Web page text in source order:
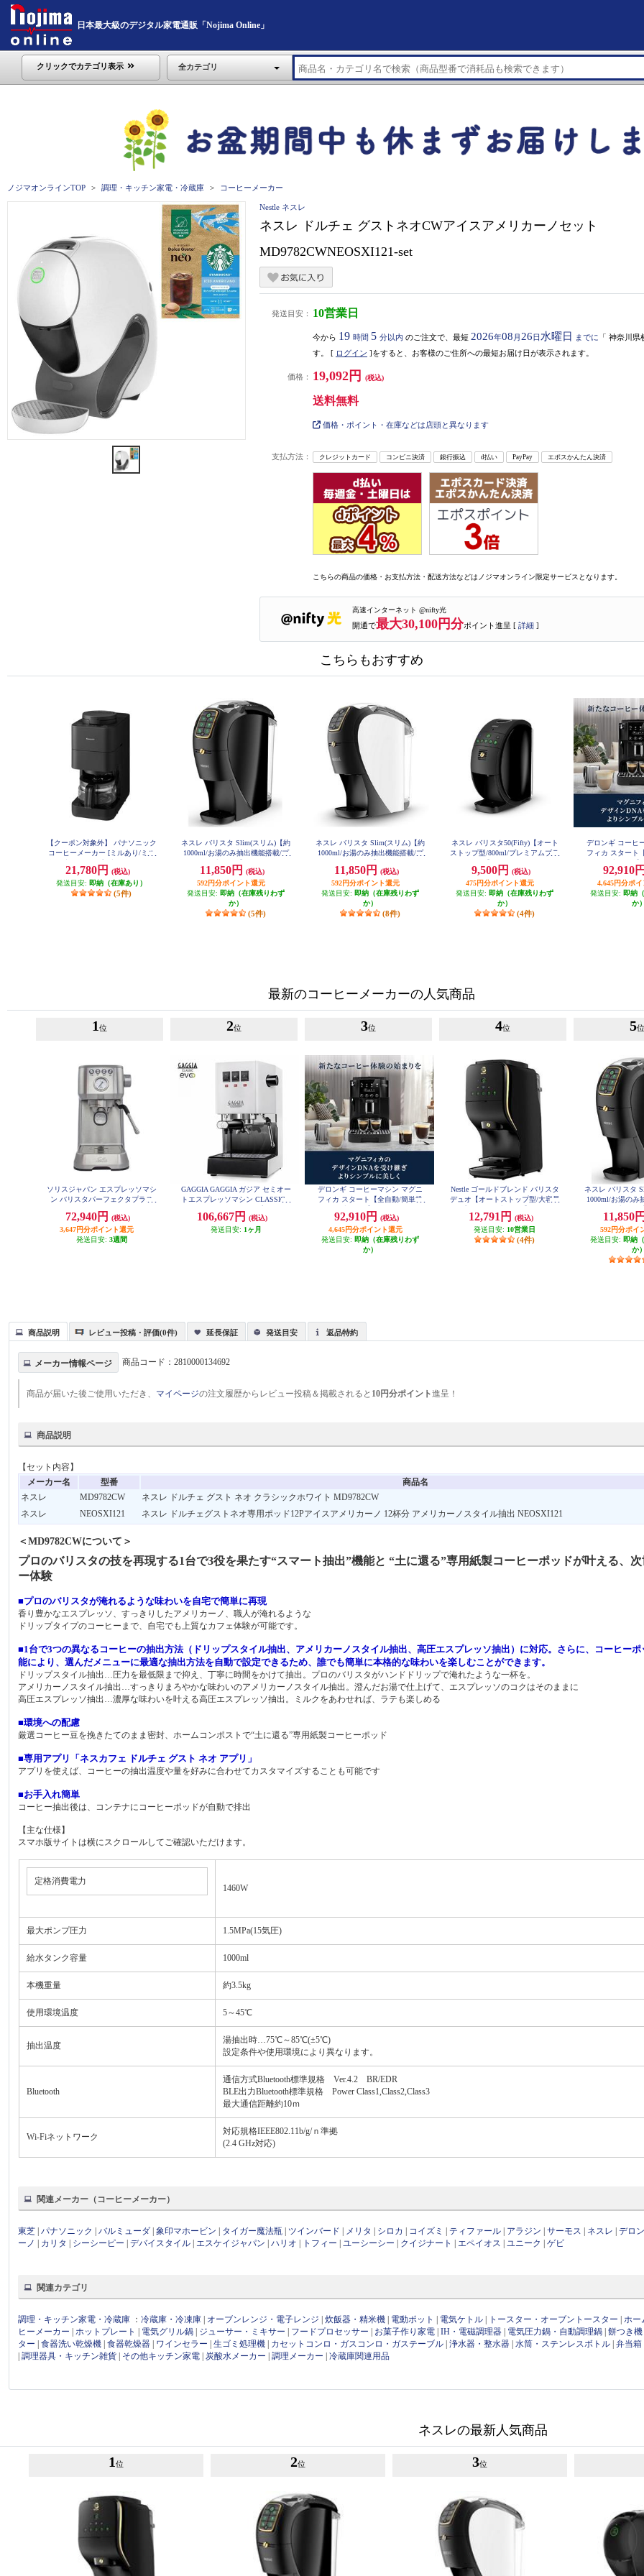
日本最大級のデジタル家電通販「Nojima Online」
クリックでカテゴリ表示 全カテゴリ
ノジマオンラインTOP 調理・キッチン家電・冷蔵庫 コーヒーメーカー
Nestle ネスレ
ネスレ ドルチェ グストネオCWアイスアメリカーノセット
MD9782CWNEOSXI121-set
発送目安： 10営業日
今から 19 時間 5 分以内 のご注文で、最短 2026年08 月 26日 水曜日 までに 「 神奈川県
す。 [ ログイン ]をすると、お客様のご住所への最短お届け日が表示されます。
価格： 19,092円 (税込)
送料無料
価格・ポイント・在庫などは店頭と異なります
支払方法： クレジットカード コンビニ決済 銀行振込 d払い PayPay エポスかんたん決済
こちらの商品の価格・お支払方法・配送方法などはノジマオンライン限定サービスとなります。
高速インターネット @nifty光
開通で最大30,100円分ポイント進呈 [ 詳細 ]
こちらもおすすめ
【クーポン対象外】 パナソニック
コーヒーメーカー [ミルあり/ミル
58-K
21,780円
(税込)
発送目安: 即納（在庫あり）
(5件)
ネスレ バリスタ Slim(スリム)【約
1000ml/お湯のみ抽出機能搭載/プ
11,850円
(税込)
592円分ポイント還元
発送目安: 即納（在庫残りわず
か）
(5件)
ネスレ バリスタ Slim(スリム)【約
1000ml/お湯のみ抽出機能搭載/プ
11,850円
(税込)
592円分ポイント還元
発送目安: 即納（在庫残りわず
か）
(8件)
ネスレ バリスタ50(Fifty)【オート
ストップ型/800ml/プレミアムブラ
9,500円
(税込)
475円分ポイント還元
発送目安: 即納（在庫残りわず
か）
(4件)
デロンギ コーヒ
フィカ スタート
92,910円
4,645円分ポ
発送目安: 即納
か）
最新のコーヒーメーカーの人気商品
1 位
ソリスジャパン エスプレッソマシ
ン バリスタパーフェクタプラス
72,940円
(税込)
3,647円分ポイント還元
発送目安: 3週間
2位
GAGGIA GAGGIA ガジア セミオー
トエスプレッソマシン CLASSIC e
イト SIN035R-WH
106,667円
(税込)
発送目安: 1ヶ月
3位
デロンギ コーヒーマシン マグニ
フィカ スタート【全自動/簡単操
92,910円
(税込)
4,645円分ポイント還元
発送目安: 即納（在庫残りわず
か）
4位
Nestle ゴールドブレンド バリスタ
デュオ【オートストップ型/大容量
7PB
12,791円
(税込)
発送目安: 10営業日
(4件)
5位
ネスレ バリスタ
1000ml/お湯のみ
11,850円
592円分ポイ
発送目安: 即納
か）
商品説明 レビュー投稿・評価(0件) 延長保証 発送目安 返品特約
メーカー情報ページ 商品コード：2810000134692
商品が届いた後ご使用いただき、 マイページの注文履歴からレビュー投稿＆掲載されると 10円分ポイント進呈！
商品説明
【セット内容】
メーカー名
型番 商品名
ネスレ
MD9782CW ネスレ ドルチェ グスト ネオ クラシックホワイト MD9782CW
ネスレ
NEOSXI121 ネスレ ドルチェグストネオ専用ポッド12Pアイスアメリカーノ 12杯分 アメリカーノスタイル抽出 NEOSXI121
＜MD9782CWについて＞
プロのバリスタの技を再現する1台で3役を果たす“スマート抽出”機能と “土に還る”専用紙製コーヒーポッドが叶える、
ー体験
■プロのバリスタが淹れるような味わいを自宅で簡単に再現
香り豊かなエスプレッソ、すっきりしたアメリカーノ、職人が淹れるような
ドリップタイプのコーヒーまで、自宅でも上質なカフェ体験が可能です。
■1台で3つの異なるコーヒーの抽出方法（ドリップスタイル抽出、アメリカーノスタイル抽出、高圧エスプレッソ抽出）に対応。さらに、コーヒー
能により、選んだメニューに最適な抽出方法を自動で設定できるため、誰でも簡単に本格的な味わいを楽しむことができます。
ドリップスタイル抽出…圧力を最低限まで抑え、丁寧に時間をかけて抽出。プロのバリスタがハンドドリップで淹れたような一杯を。
アメリカーノスタイル抽出…すっきりまろやかな味わいのアメリカーノスタイル抽出。澄んだお湯で仕上げて、エスプレッソのコクはそのままに
高圧エスプレッソ抽出…濃厚な味わいを叶える高圧エスプレッソ抽出。ミルクをあわせれば、ラテも楽しめる
■環境への配慮
厳選コーヒー豆を挽きたてのまま密封、ホームコンポストで“土に還る”専用紙製コーヒーポッド
■専用アプリ「ネスカフェ ドルチェ グスト ネオ アプリ」
アプリを使えば、コーヒーの抽出温度や量を好みに合わせてカスタマイズすることも可能です
■お手入れ簡単
コーヒー抽出後は、コンテナにコーヒーポッドが自動で排出
【主な仕様】
スマホ版サイトは横にスクロールしてご確認いただけます。
定格消費電力
1460W
最大ポンプ圧力 1.5MPa(15気圧)
給水タンク容量 1000ml
本機重量 約3.5kg
使用環境温度 5～45℃
抽出温度
湯抽出時…75℃～85℃(±5℃)
設定条件や使用環境により異なります。
Bluetooth
通信方式Bluetooth標準規格 Ver.4.2 BR/EDR
BLE出力Bluetooth標準規格 Power Class1,Class2,Class3
最大通信距離約10ｍ
Wi-Fiネットワーク
対応規格IEEE802.11b/g/ｎ準拠
(2.4 GHz対応)
関連メーカー（コーヒーメーカー）
東芝 |パナソニック |バルミューダ |象印マホービン タイガー魔法瓶 ツインバード メリタ シロカ コイズミ ティファール アラジン |サーモス ネスレ |デロ
ーノ
カリタ シーシーピー |デバイスタイル エスケイジャパン |ハリオ トフィー |ユーシーシー クイジナート エペイオス |ユニーク |ゲビ
関連カテゴリ
調理・キッチン家電・冷蔵庫 ：冷蔵庫・冷凍庫 オーブンレンジ・電子レンジ |炊飯器・精米機 電動ポット 電気ケトル トースター・オーブントースター |ホー
ヒーメーカー |ホットプレート 電気グリル鍋 ジューサー・ミキサー フードプロセッサー お菓子作り家電 |IH・電磁調理器 電気圧力鍋・自動調理鍋 |餅つき機
ター |食器洗い乾燥機 |食器乾燥器 ワインセラー |生ゴミ処理機 カセットコンロ・ガスコンロ・ガステーブル |浄水器・整水器 |水筒・ステンレスボトル |弁当箱
|調理器具・キッチン雑貨 その他キッチン家電 |炭酸水メーカー |調理メーカー |冷蔵庫関連用品
ネスレの最新人気商品
1 位 2位 3位